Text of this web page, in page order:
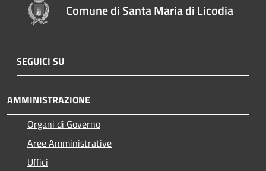
Comune di Santa Maria di Licodia
SEGUICI SU
AMMINISTRAZIONE
Organi di Governo
Aree Amministrative
Uffici